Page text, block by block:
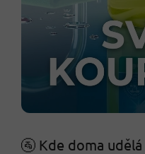
🚰 Kde doma